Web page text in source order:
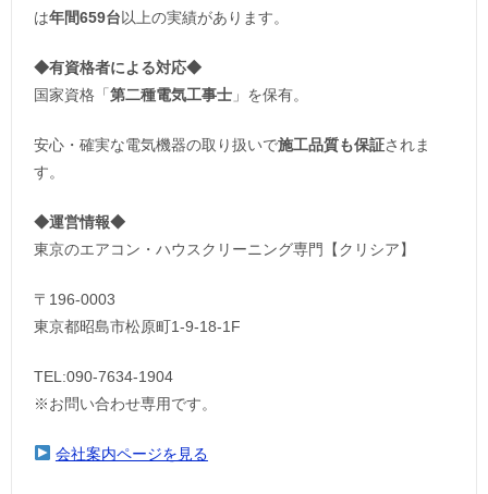
は年間659台以上の実績があります。
◆有資格者による対応◆
国家資格「第二種電気工事士 」を保有。
安心・確実な電気機器の取り扱いで施工品質も保証されま
す。
◆運営情報◆
東京のエアコン・ハウスクリーニング専門【クリシア】
〒196-0003
東京都昭島市松原町1-9‐18‐1F
TEL:090-7634-1904
※お問い合わせ専用です。
会社案内ページを見る